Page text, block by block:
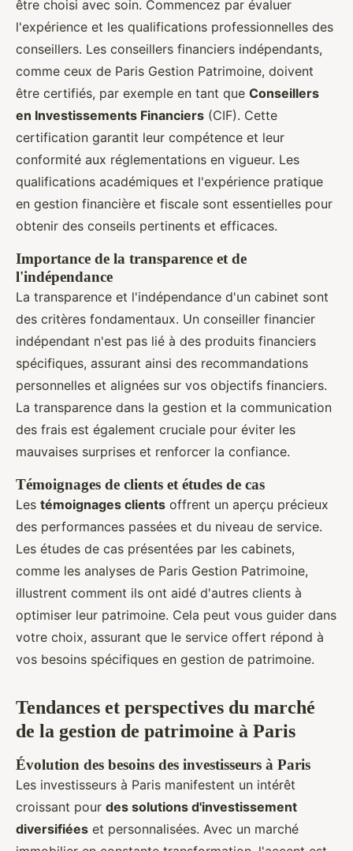
être choisi avec soin. Commencez par évaluer
l'expérience et les qualifications professionnelles des
conseillers. Les conseillers financiers indépendants,
comme ceux de Paris Gestion Patrimoine, doivent
être certifiés, par exemple en tant que Conseillers
en Investissements Financiers (CIF). Cette
certification garantit leur compétence et leur
conformité aux réglementations en vigueur. Les
qualifications académiques et l'expérience pratique
en gestion financière et fiscale sont essentielles pour
obtenir des conseils pertinents et efficaces.
Importance de la transparence et de
l'indépendance
La transparence et l'indépendance d'un cabinet sont
des critères fondamentaux. Un conseiller financier
indépendant n'est pas lié à des produits financiers
spécifiques, assurant ainsi des recommandations
personnelles et alignées sur vos objectifs financiers.
La transparence dans la gestion et la communication
des frais est également cruciale pour éviter les
mauvaises surprises et renforcer la confiance.
Témoignages de clients et études de cas
Les témoignages clients offrent un aperçu précieux
des performances passées et du niveau de service.
Les études de cas présentées par les cabinets,
comme les analyses de Paris Gestion Patrimoine,
illustrent comment ils ont aidé d'autres clients à
optimiser leur patrimoine. Cela peut vous guider dans
votre choix, assurant que le service offert répond à
vos besoins spécifiques en gestion de patrimoine.
Tendances et perspectives du marché
de la gestion de patrimoine à Paris
Évolution des besoins des investisseurs à Paris
Les investisseurs à Paris manifestent un intérêt
croissant pour des solutions d'investissement
diversifiées et personnalisées. Avec un marché